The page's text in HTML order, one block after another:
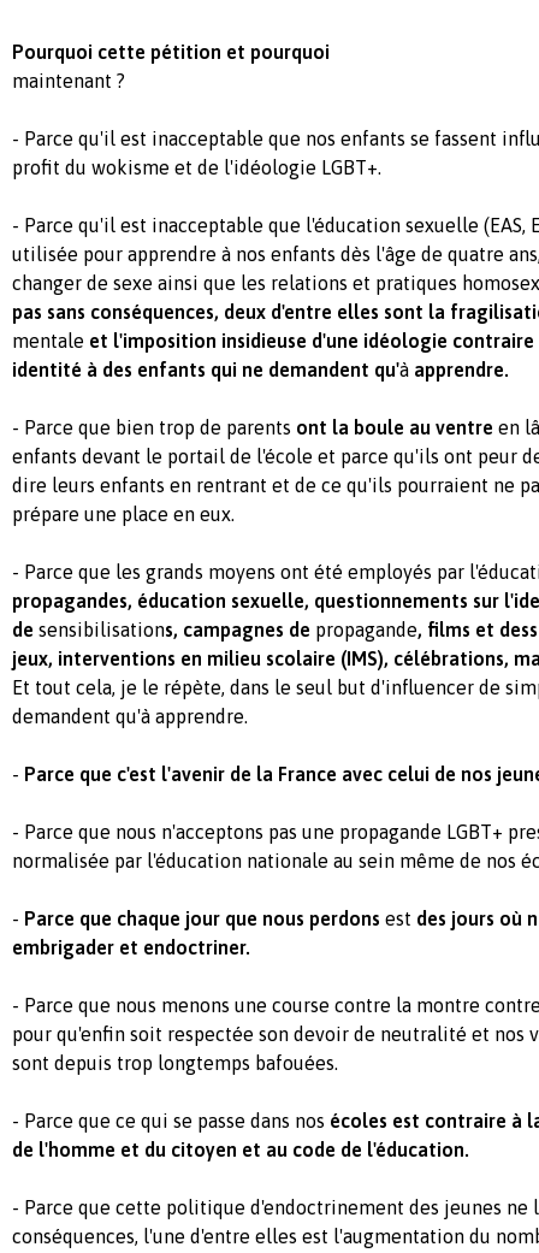
Pourquoi cette pétition et pourquoi
maintenant ?
- Parce qu'il est inacceptable que nos enfants se fassent
profit du wokisme et de l'idéologie LGBT+.
- Parce qu'il est inacceptable que l'éducation sexuelle (EAS,
utilisée pour apprendre à nos enfants dès l'âge de quatre
changer de sexe ainsi que les relations et pratiques
pas sans conséquences, deux d'entre elles sont la
mentale et l'imposition insidieuse d'une idéologie
identité à des enfants qui ne demandent qu'à apprendre.
- Parce que bien trop de parents ont la boule au ventre en
enfants devant le portail de l'école et parce qu'ils ont peur
dire leurs enfants en rentrant et de ce qu'ils pourraient ne
prépare une place en eux.
- Parce que les grands moyens ont été employés par
propagandes, éducation sexuelle, questionnements sur
de sensibilisations, campagnes de propagande, films et
jeux, interventions en milieu scolaire (IMS), célébrations,
Et tout cela, je le répète, dans le seul but d'influencer de
demandent qu'à apprendre.
- Parce que c'est l'avenir de la France avec celui de nos
- Parce que nous n'acceptons pas une propagande LGBT+
normalisée par l'éducation nationale au sein même de nos
- Parce que chaque jour que nous perdons est des jours où
embrigader et endoctriner.
- Parce que nous menons une course contre la montre
pour qu'enfin soit respectée son devoir de neutralité et nos
sont depuis trop longtemps bafouées.
- Parce que ce qui se passe dans nos écoles est contraire à
de l'homme et du citoyen et au code de l'éducation.
- Parce que cette politique d'endoctrinement des jeunes ne
conséquences, l'une d'entre elles est l'augmentation du